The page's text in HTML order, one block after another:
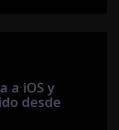
a iOS y
desde